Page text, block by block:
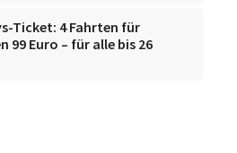
Ticket: 4 Fahrten für
99 Euro – für alle bis 26